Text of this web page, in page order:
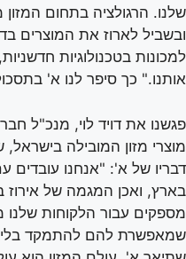
שלנו. הרגולציה בתחום
ובשביל לארוז את המוצרים
למכונות בטכנולוגיות
אותנו." כך סיפר לנו א'
פגשנו את דויד לוי, מנכ"ל
מוצרי מזון המובילה
דבריו של א': "אנחנו עובדים
בארץ, ואכן המגמה של אירוז
מספקים עבור הלקוחות שלנו
שמאפשרת להם להתמקד